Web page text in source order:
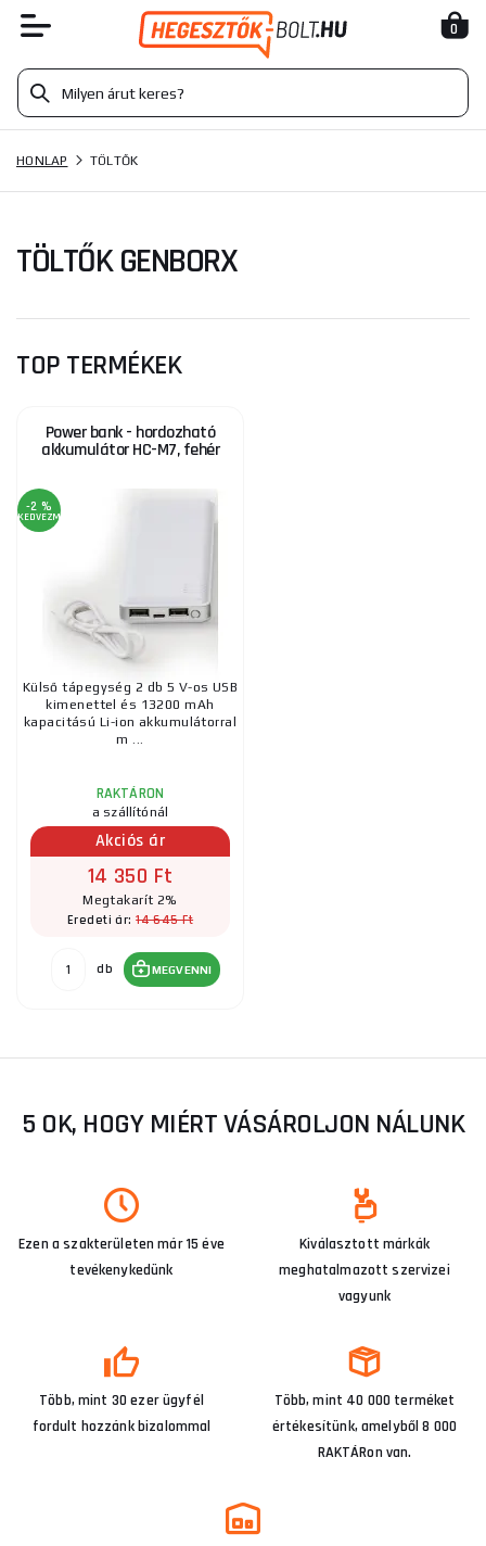
0
HONLAP TÖLTŐK
TÖLTŐK GENBORX
TOP TERMÉKEK
Power bank - hordozható
akkumulátor HC-M7, fehér
-2 %
KEDVEZMÉNY
Külső tápegység 2 db 5 V-os USB
kimenettel és 13200 mAh
kapacitású Li-ion akkumulátorral
m ...
RAKTÁRON
a szállítónál
Akciós ár
14 350 Ft
Megtakarít 2%
Eredeti ár:14 645 Ft
db MEGVENNI
5 OK, HOGY MIÉRT VÁSÁROLJON NÁLUNK
Ezen a szakterületen már 15 éve
tevékenykedünk
Kiválasztott márkák
meghatalmazott szervizei
vagyunk
Több, mint 30 ezer ügyfél
fordult hozzánk bizalommal
Több, mint 40 000 terméket
értékesítünk, amelyből 8 000
RAKTÁRon van.